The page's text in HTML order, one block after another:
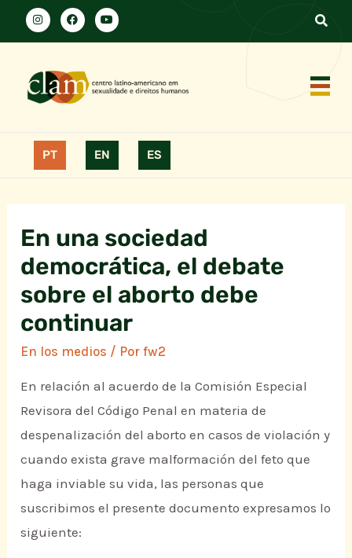
PT EN ES
En una sociedad
democrática, el debate
sobre el aborto debe
continuar
En los medios / Porfw2
En relación al acuerdo de la Comisión Especial
Revisora del Código Penal en materia de
despenalización del aborto en casos de violación y
cuando exista grave malformación del feto que
haga inviable su vida, las personas que
suscribimos el presente documento expresamos lo
siguiente: